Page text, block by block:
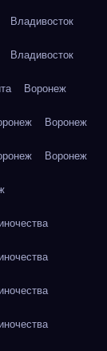
Владивосток
Владивосток
Воронеж
Воронеж
Воронеж